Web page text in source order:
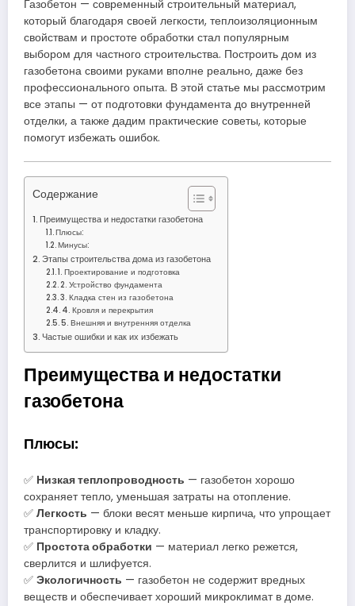
Газобетон — современный строительный материал,
который благодаря своей легкости, теплоизоляционным
свойствам и простоте обработки стал популярным
выбором для частного строительства. Построить дом из
газобетона своими руками вполне реально, даже без
профессионального опыта. В этой статье мы рассмотрим
все этапы — от подготовки фундамента до внутренней
отделки, а также дадим практические советы, которые
помогут избежать ошибок.
Содержание
Преимущества и недостатки газобетона
Плюсы:
Минусы:
Этапы строительства дома из газобетона
1. Проектирование и подготовка
2. Устройство фундамента
3. Кладка стен из газобетона
4. Кровля и перекрытия
5. Внешняя и внутренняя отделка
Частые ошибки и как их избежать
Преимущества и недостатки
газобетона
Плюсы:
✅ Низкая теплопроводность — газобетон хорошо
сохраняет тепло, уменьшая затраты на отопление.
✅ Легкость — блоки весят меньше кирпича, что упрощает
транспортировку и кладку.
✅ Простота обработки — материал легко режется,
сверлится и шлифуется.
✅ Экологичность — газобетон не содержит вредных
веществ и обеспечивает хороший микроклимат в доме.